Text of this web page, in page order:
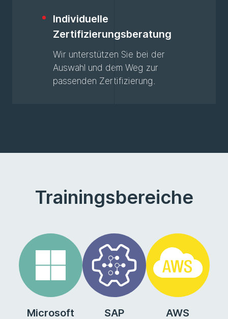
Individuelle
Zertifizierungsberatung
Wir unterstützen Sie bei der
Auswahl und dem Weg zur
passenden Zertifizierung.
Trainingsbereiche
Microsoft SAP AWS